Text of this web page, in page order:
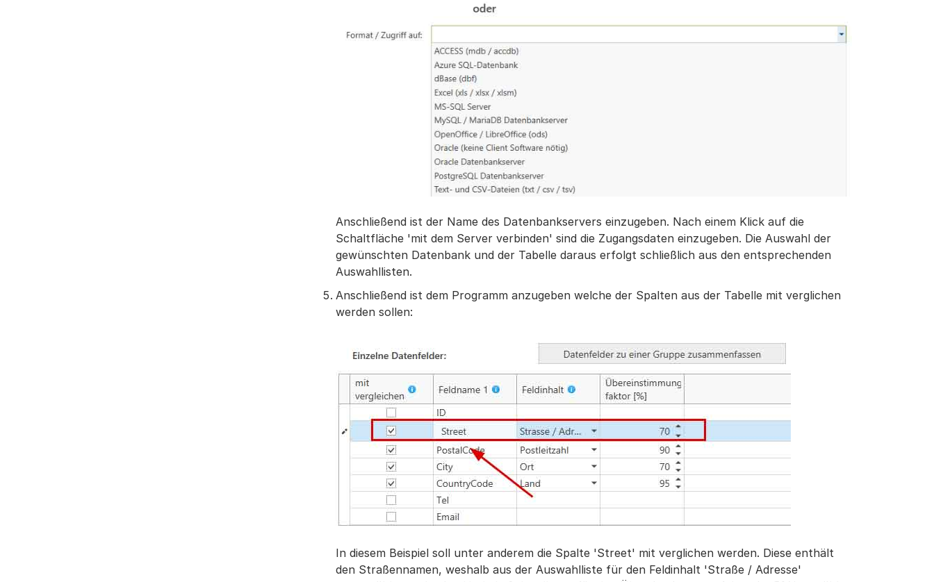
Anschließend ist der Name des Datenbankservers einzugeben. Nach einem Klick auf die
Schaltfläche 'mit dem Server verbinden' sind die Zugangsdaten einzugeben. Die Auswahl der
gewünschten Datenbank und der Tabelle daraus erfolgt schließlich aus den entsprechenden
Auswahllisten.
Anschließend ist dem Programm anzugeben welche der Spalten aus der Tabelle mit verglichen
werden sollen:
In diesem Beispiel soll unter anderem die Spalte 'Street' mit verglichen werden. Diese enthält
den Straßennamen, weshalb aus der Auswahlliste für den Feldinhalt 'Straße / Adresse'